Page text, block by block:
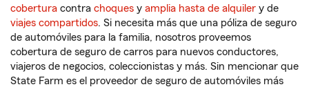
cobertura contra choques y amplia hasta de alquiler y de
viajes compartidos. Si necesita más que una póliza de seguro
de automóviles para la familia, nosotros proveemos
cobertura de seguro de carros para nuevos conductores,
viajeros de negocios, coleccionistas y más. Sin mencionar que
State Farm es el proveedor de seguro de automóviles más